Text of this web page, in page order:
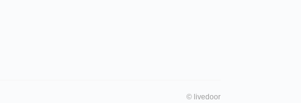
© livedoor